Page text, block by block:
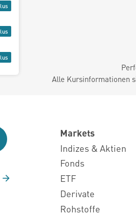
Alle Kursinformationen
Markets
Indizes & Aktien
Fonds
ETF
Derivate
Rohstoffe